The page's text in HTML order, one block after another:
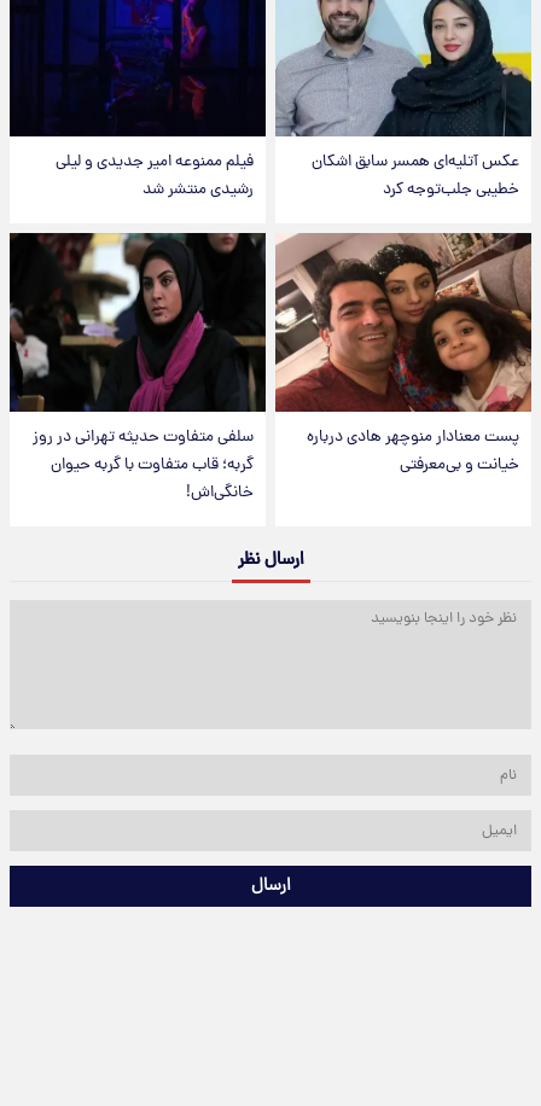
عکس‌ آتلیه‌ای همسر سابق اشکان
خطیبی جلب‌توجه کرد
فیلم ممنوعه امیر جدیدی و لیلی
رشیدی منتشر شد
پست معنادار منوچهر هادی درباره
خیانت و بی‌معرفتی
سلفی متفاوت حدیثه تهرانی در روز
گربه؛ قاب متفاوت با گربه حیوان
خانگی‌اش!
ارسال نظر
ارسال